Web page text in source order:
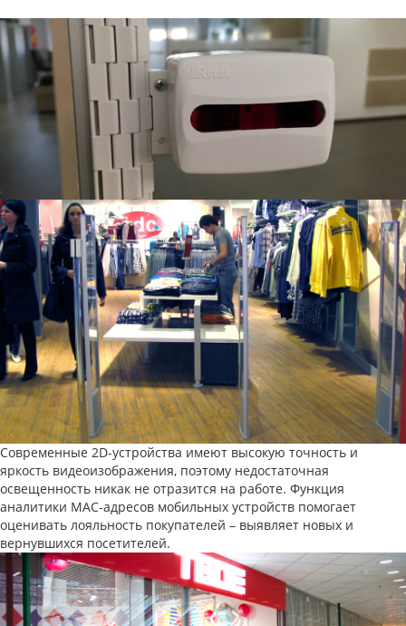
Современные 2D-устройства имеют высокую точность и
яркость видеоизображения, поэтому недостаточная
освещенность никак не отразится на работе. Функция
аналитики MAC-адресов мобильных устройств помогает
оценивать лояльность покупателей – выявляет новых и
вернувшихся посетителей.